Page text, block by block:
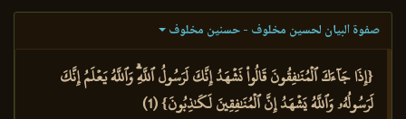
صفوة البيان لحسين مخلوف - حسنين مخلوف
{إِذَا جَآءَكَ ٱلۡمُنَٰفِقُونَ قَالُواْ نَشۡهَدُ إِنَّكَ لَرَسُولُ ٱللَّهِۗ وَٱللَّهُ يَعۡلَمُ إِنَّكَ
لَرَسُولُهُۥ وَٱللَّهُ يَشۡهَدُ إِنَّ ٱلۡمُنَٰفِقِينَ لَكَٰذِبُونَ} (1)